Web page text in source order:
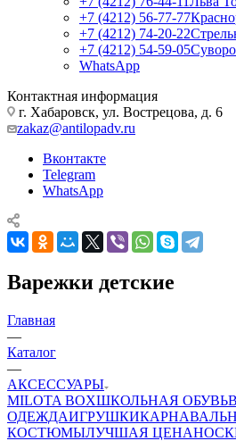
+7 (4212) 56-77-77
+7 (4212) 74-20-22
+7 (4212) 54-59-05
WhatsApp
Контактная информация
г. Хабаровск, ул. Вострецова, д. 6
zakaz@antilopadv.ru
Вконтакте
Telegram
WhatsApp
Варежки детские
Главная
—
Каталог
—
АКСЕССУАРЫ
MILOTA BOXШКОЛЬНАЯ ОБУВЬ
ОДЕЖДАИГРУШКИ
КОСТЮМЫЛУЧШАЯ ЦЕНА